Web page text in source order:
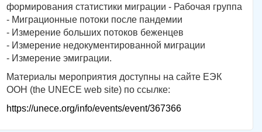
формирования статистики миграции - Рабочая группа
- Миграционные потоки после пандемии
- Измерение больших потоков беженцев
- Измерение недокументированной миграции
- Измерение эмиграции.
Материалы мероприятия доступны на сайте ЕЭК
ООН (the UNECE web site) по ссылке:
https://unece.org/info/events/event/367366